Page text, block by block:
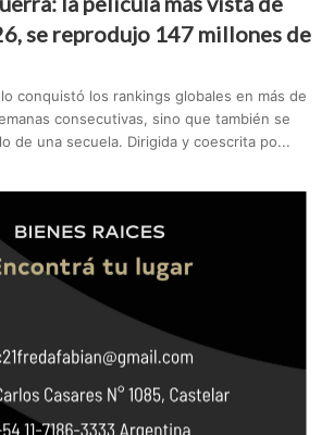
se reprodujo 147 millones de
conquistó los rankings globales en más de
consecutivas, sino que también se
de una secuela. Dirigida y coescrita po...